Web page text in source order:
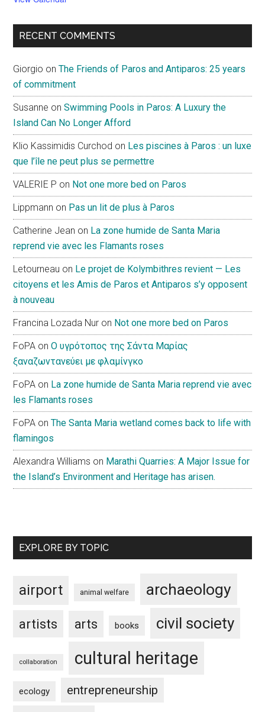
RECENT COMMENTS
Giorgio onThe Friends of Paros and Antiparos: 25 years
of commitment
Susanne onSwimming Pools in Paros: A Luxury the
Island Can No Longer Afford
Klio Kassimidis Curchod on Les piscines à Paros : un luxe
que l’île ne peut plus se permettre
VALERIE P on Not one more bed on Paros
Lippmann on Pas un lit de plus à Paros
Catherine Jean on La zone humide de Santa Maria
reprend vie avec les Flamants roses
Letourneau on Le projet de Kolymbithres revient — Les
citoyens et les Amis de Paros et Antiparos s’y opposent
à nouveau
Francina Lozada Nur on Not one more bed on Paros
FoPA onΟ υγρότοπος της Σάντα Μαρίας
ξαναζωντανεύει με φλαμίνγκο
FoPA on La zone humide de Santa Maria reprend vie avec
les Flamants roses
FoPA onThe Santa Maria wetland comes back to life with
flamingos
Alexandra Williams on Marathi Quarries: A Major Issue for
the Island’s Environment and Heritage has arisen.
EXPLORE BY TOPIC
airport animal welfare archaeology
artists arts books civil society
collaboration cultural heritage
ecology entrepreneurship